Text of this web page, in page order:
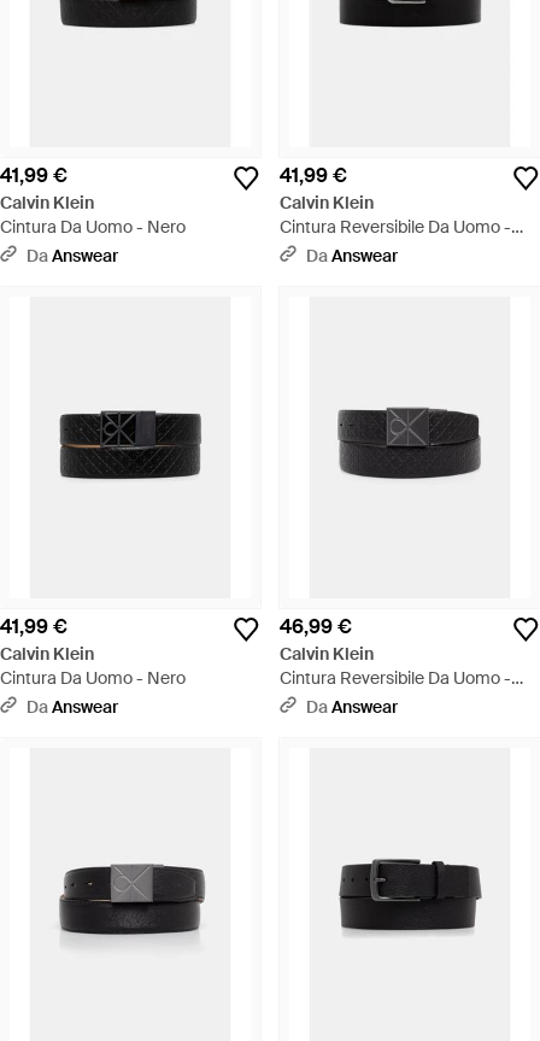
41,99 €
Calvin Klein
Cintura Da Uomo - Nero
DaAnswear
41,99 €
Calvin Klein
Cintura Reversibile Da Uomo -
NeroDaAnswear
41,99 €
Calvin Klein
Cintura Da Uomo - Nero
DaAnswear
46,99 €
Calvin Klein
Cintura Reversibile Da Uomo -
NeroDaAnswear